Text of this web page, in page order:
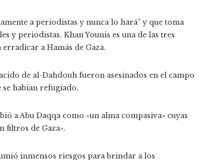
a periodistas y nunca lo hará” y que toma
y periodistas. Khan Younis es una de las tres
a Hamás de Gaza.
de al-Dahdouh fueron asesinados en el campo
se habían refugiado.
a Abu Daqqa como «un alma compasiva» cuyas
filtros de Gaza».
inmensos riesgos para brindar a los